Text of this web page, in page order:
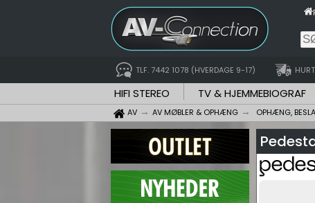
TLF. 7442 1078 (HVERDAGE 9-17)
HIFI STEREO TV & HJEMMEBIOGRAF
AV AV MØBLER & OPHÆNG OPHÆNG,